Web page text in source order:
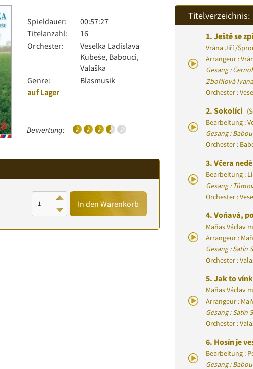
Spieldauer:
00:57:27
Titelanzahl:
16
Orchester:
Veselka Ladislava
Kubeše, Babouci,
Valaška
Genre:
Blasmusik
auf Lager
Bewertung:
In den Warenkorb
Titelverzeichnis:
1. Ještě se
Vrána Jiří /
Arrangeur :
Gesang :
Zbořilová Ivana
Orchester :
2. Sokolíci
Bearbeitung :
Gesang :
Orchester :
3. Včera
Bearbeitung :
Gesang :
Orchester :
4. Voňavá,
Maňas Václav
Arrangeur :
Gesang : Satin
Orchester :
5. Jak to
Maňas Václav
Arrangeur :
Gesang : Satin
Orchester :
6. Hosín je
Bearbeitung :
Gesang :